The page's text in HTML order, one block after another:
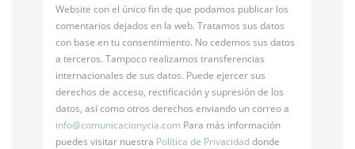
Website con el único fin de que podamos publicar los
comentarios dejados en la web. Tratamos sus datos
con base en tu consentimiento. No cedemos sus datos
a terceros. Tampoco realizamos transferencias
internacionales de sus datos. Puede ejercer sus
derechos de acceso, rectificación y supresión de los
datos, así como otros derechos enviando un correo a
info@comunicacionycia.com Para más información
puedes visitar nuestra Política de Privacidaddonde